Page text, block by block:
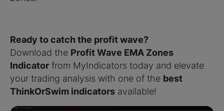
Ready to catch the profit wave?
Download the Profit Wave EMA Zones
Indicator from MyIndicators today and elevate
your trading analysis with one of the best
ThinkOrSwim indicators available!